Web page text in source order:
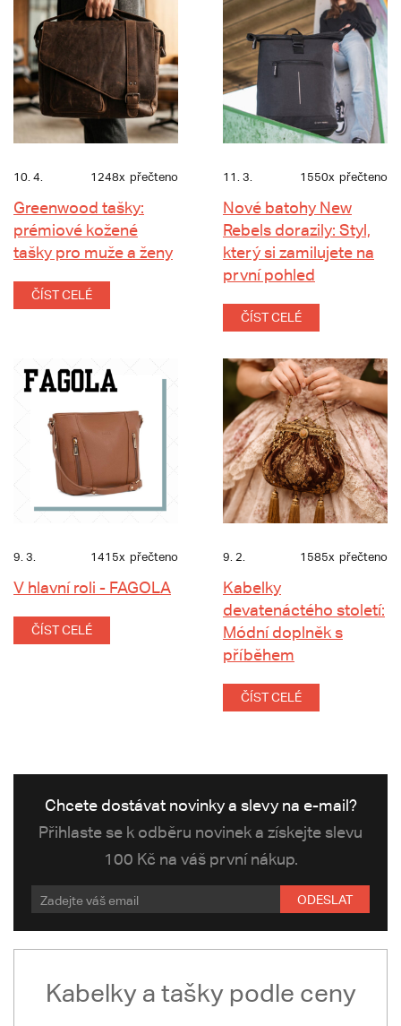
10. 4. 1248x přečteno
Greenwood tašky:
prémiové kožené
tašky pro muže a ženy
ČÍST CELÉ
11. 3. 1550x přečteno
Nové batohy New
Rebels dorazily: Styl,
který si zamilujete na
první pohled
ČÍST CELÉ
9. 3. 1415x přečteno
V hlavní roli - FAGOLA
ČÍST CELÉ
9. 2. 1585x přečteno
Kabelky
devatenáctého století:
Módní doplněk s
příběhem
ČÍST CELÉ
Chcete dostávat novinky a slevy na e-mail?
Přihlaste se k odběru novinek a získejte slevu
100 Kč na váš první nákup.
ODESLAT
Kabelky a tašky podle ceny